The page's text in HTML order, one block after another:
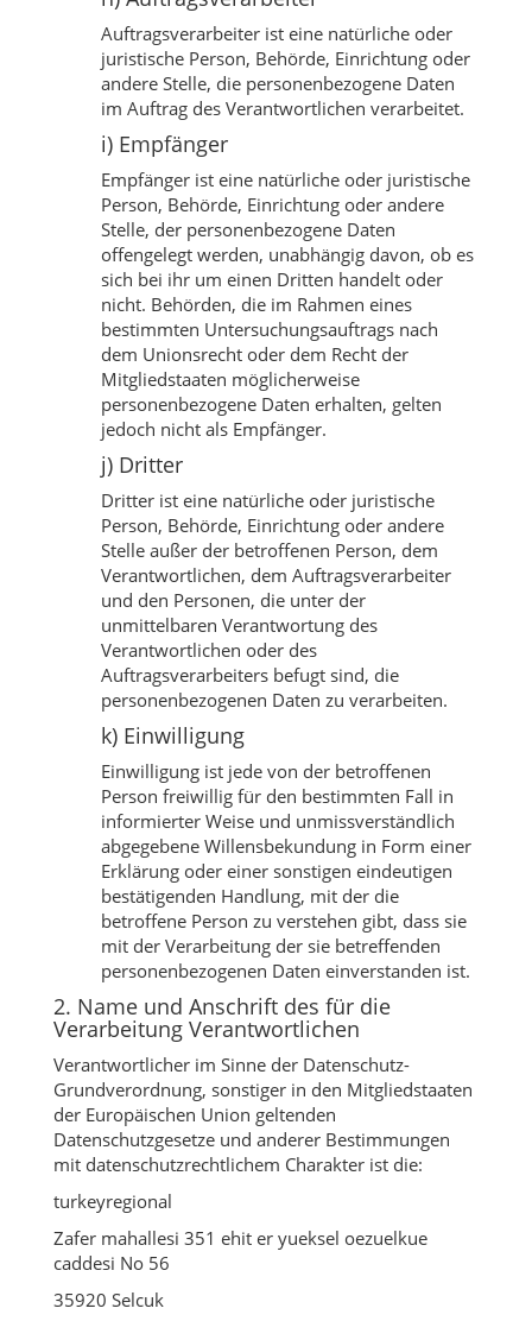
Auftragsverarbeiter ist eine natürliche oder
juristische Person, Behörde, Einrichtung oder
andere Stelle, die personenbezogene Daten
im Auftrag des Verantwortlichen verarbeitet.
i) Empfänger
Empfänger ist eine natürliche oder juristische
Person, Behörde, Einrichtung oder andere
Stelle, der personenbezogene Daten
offengelegt werden, unabhängig davon, ob es
sich bei ihr um einen Dritten handelt oder
nicht. Behörden, die im Rahmen eines
bestimmten Untersuchungsauftrags nach
dem Unionsrecht oder dem Recht der
Mitgliedstaaten möglicherweise
personenbezogene Daten erhalten, gelten
jedoch nicht als Empfänger.
j) Dritter
Dritter ist eine natürliche oder juristische
Person, Behörde, Einrichtung oder andere
Stelle außer der betroffenen Person, dem
Verantwortlichen, dem Auftragsverarbeiter
und den Personen, die unter der
unmittelbaren Verantwortung des
Verantwortlichen oder des
Auftragsverarbeiters befugt sind, die
personenbezogenen Daten zu verarbeiten.
k) Einwilligung
Einwilligung ist jede von der betroffenen
Person freiwillig für den bestimmten Fall in
informierter Weise und unmissverständlich
abgegebene Willensbekundung in Form einer
Erklärung oder einer sonstigen eindeutigen
bestätigenden Handlung, mit der die
betroffene Person zu verstehen gibt, dass sie
mit der Verarbeitung der sie betreffenden
personenbezogenen Daten einverstanden ist.
2. Name und Anschrift des für die
Verarbeitung Verantwortlichen
Verantwortlicher im Sinne der Datenschutz-
Grundverordnung, sonstiger in den Mitgliedstaaten
der Europäischen Union geltenden
Datenschutzgesetze und anderer Bestimmungen
mit datenschutzrechtlichem Charakter ist die:
turkeyregional
Zafer mahallesi 351 ehit er yueksel oezuelkue
caddesi No 56
35920 Selcuk